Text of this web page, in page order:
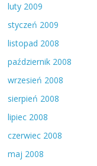
luty 2009
styczeń 2009
listopad 2008
październik 2008
wrzesień 2008
sierpień 2008
lipiec 2008
czerwiec 2008
maj 2008